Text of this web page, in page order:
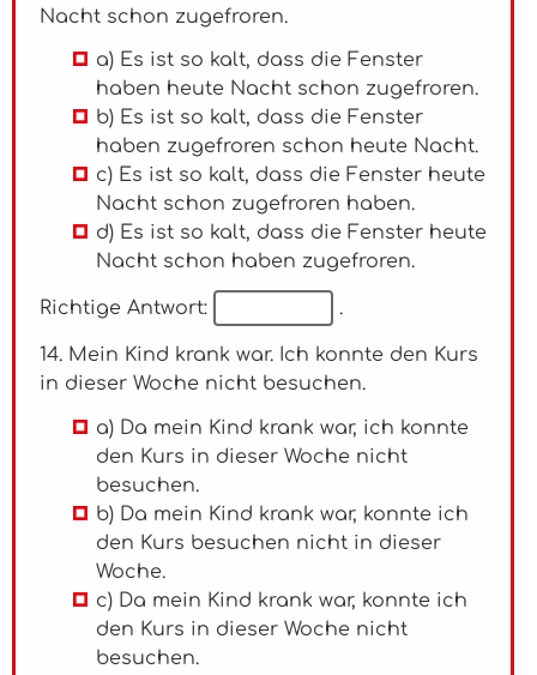
Nacht schon zugefroren.
a) Es ist so kalt, dass die Fenster
haben heute Nacht schon zugefroren.
b) Es ist so kalt, dass die Fenster
haben zugefroren schon heute Nacht.
c) Es ist so kalt, dass die Fenster heute
Nacht schon zugefroren haben.
d) Es ist so kalt, dass die Fenster heute
Nacht schon haben zugefroren.
Richtige Antwort: .
14. Mein Kind krank war. Ich konnte den Kurs
in dieser Woche nicht besuchen.
a) Da mein Kind krank war, ich konnte
den Kurs in dieser Woche nicht
besuchen.
b) Da mein Kind krank war, konnte ich
den Kurs besuchen nicht in dieser
Woche.
c) Da mein Kind krank war, konnte ich
den Kurs in dieser Woche nicht
besuchen.